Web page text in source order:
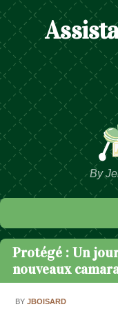
By
Passer au contenu
Protégé : Un
nouveaux
BYJBOISARD